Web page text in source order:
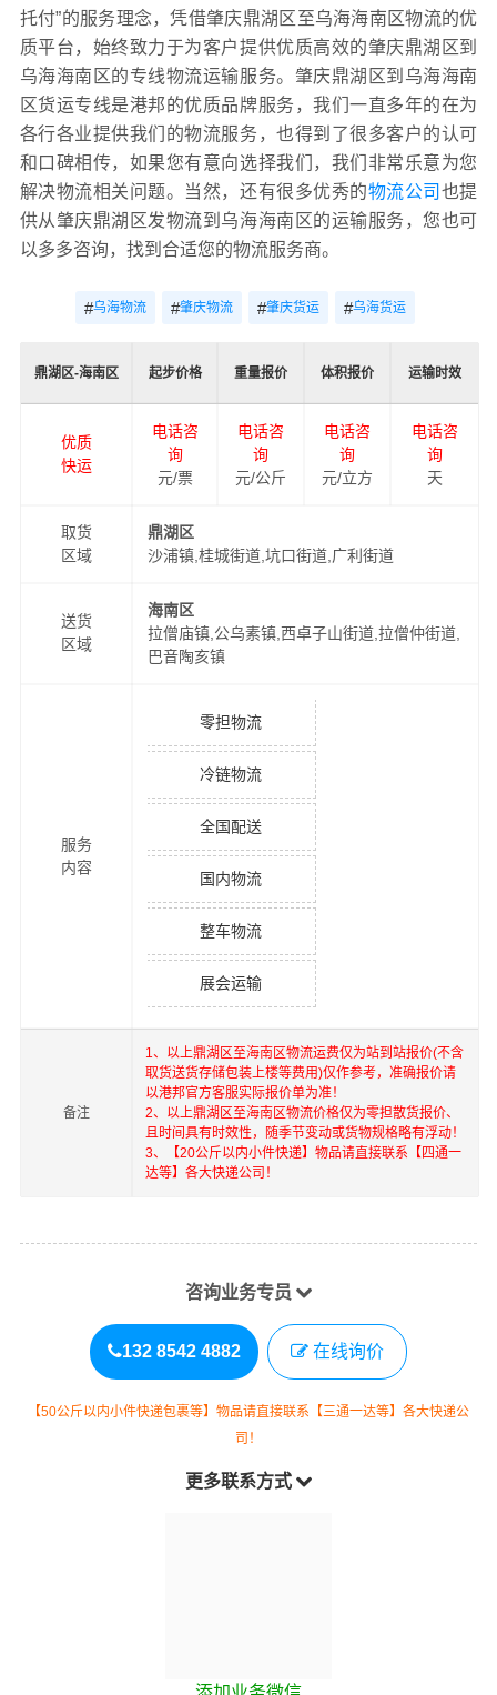
托付”的服务理念，凭借肇庆鼎湖区至乌海海南区物流的优
质平台，始终致力于为客户提供优质高效的肇庆鼎湖区到
乌海海南区的专线物流运输服务。肇庆鼎湖区到乌海海南
区货运专线是港邦的优质品牌服务，我们一直多年的在为
各行各业提供我们的物流服务，也得到了很多客户的认可
和口碑相传，如果您有意向选择我们，我们非常乐意为您
解决物流相关问题。当然，还有很多优秀的物流公司 也提
供从肇庆鼎湖区发物流到乌海海南区的运输服务，您也可
以多多咨询，找到合适您的物流服务商。
#乌海物流 #肇庆物流 #肇庆货运 #乌海货运
鼎湖区-海南区 起步价格 重量报价 体积报价 运输时效
优质
快运
电话咨
询
元/票
电话咨
询
元/公斤
电话咨
询
元/立方
电话咨
询
天
取货
区域
鼎湖区
沙浦镇,桂城街道,坑口街道,广利街道
送货
区域
海南区
拉僧庙镇,公乌素镇,西卓子山街道,拉僧仲街道,
巴音陶亥镇
服务
内容
零担物流
冷链物流
全国配送
国内物流
整车物流
展会运输
备注
1、以上鼎湖区 至海南区物流运费仅为站到站报价(不含
取货送货存储包装上楼等费用)仅作参考，准确报价请
以港邦官方客服实际报价单为准！
2、以上鼎湖区 至海南区物流价格仅为零担散货报价、
且时间具有时效性，随季节变动或货物规格略有浮动！
3、【20公斤以内小件快递】物品请直接联系【四通一
达等】各大快递公司！
咨询业务专员
132 8542 4882 在线询价
【50公斤以内小件快递包裹等】物品请直接联系【三通一达等】各大快递公
司！
更多联系方式